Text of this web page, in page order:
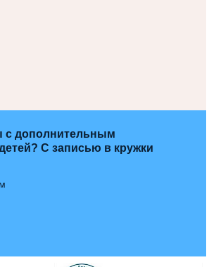
с дополнительным
С записью в кружки